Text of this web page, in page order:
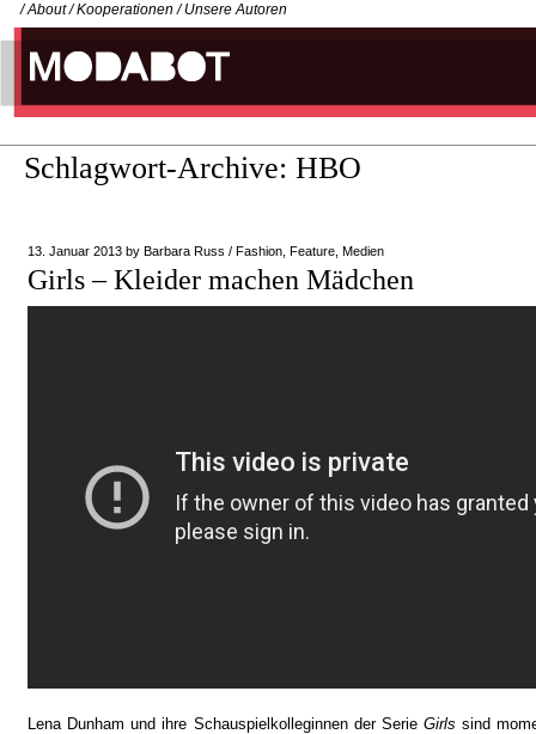
/ About / Kooperationen / Unsere Autoren
Schlagwort-Archive: HBO
13. Januar 2013 by Barbara Russ / Fashion Feature Medien
Girls – Kleider machen Mädchen
Lena Dunham und ihre Schauspielkolleginnen der SerieGirls sind